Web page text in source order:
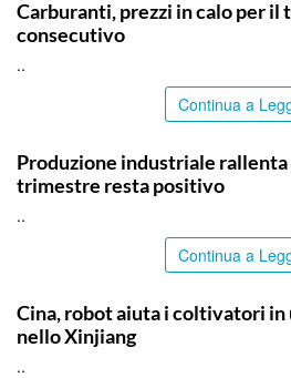
Carburanti, prezzi in calo per il
consecutivo
..
Continua a
Produzione industriale rallenta
trimestre resta positivo
..
Continua a
Cina, robot aiuta i coltivatori in
nello Xinjiang
..